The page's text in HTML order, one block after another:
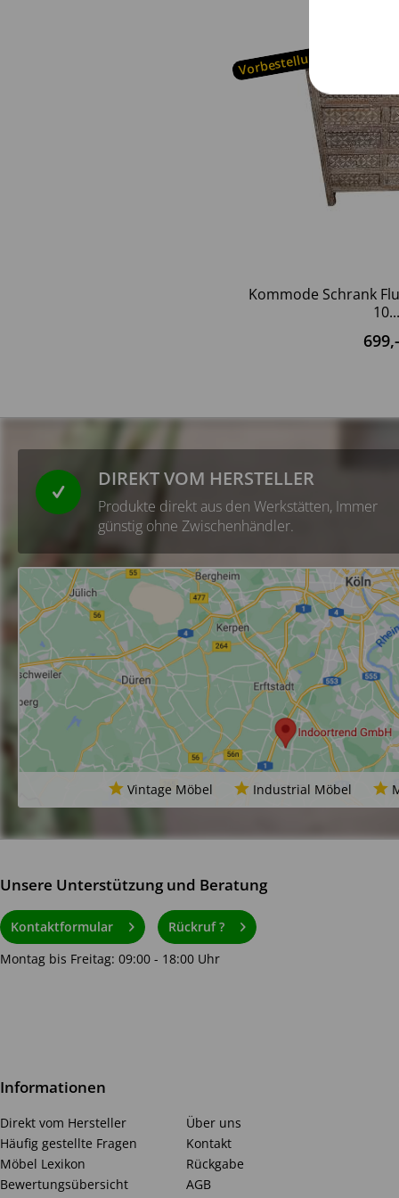
Vorbestellung möglich
Kommode Schrank
10...
699,-
DIREKT VOM HERSTELLER
Produkte direkt aus den Werkstätten, Immer
günstig ohne Zwischenhändler.
Vintage Möbel Industrial Möbel
Unsere Unterstützung und Beratung
Kontaktformular
Rückruf ?
Montag bis Freitag: 09:00 - 18:00 Uhr
Informationen
Direkt vom Hersteller
Häufig gestellte Fragen
Möbel Lexikon
Bewertungsübersicht
Über uns
Kontakt
Rückgabe
AGB